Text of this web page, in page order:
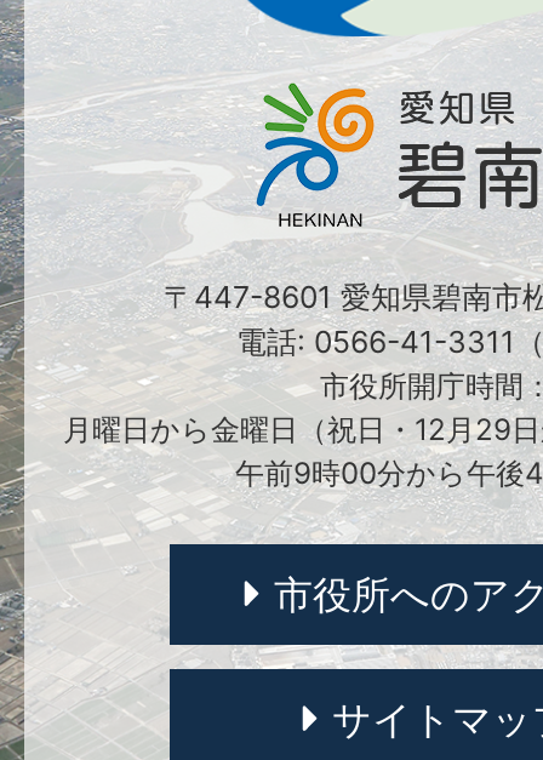
〒447-8601 愛知県碧南市
電話: 0566-41-3311
市役所開庁時間
月曜日から金曜日（祝日・12月29
午前9時00分から午後
市役所へのア
サイトマッ